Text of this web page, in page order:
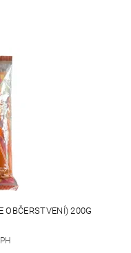
OBČERSTVENÍ) 200G